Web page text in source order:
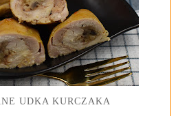
UDKA KURCZAKA